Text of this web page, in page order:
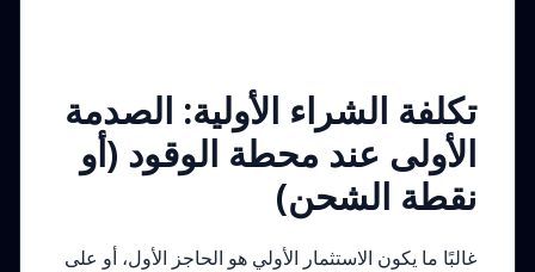
تكلفة الشراء الأولية: الصدمة
الأولى عند محطة الوقود (أو
نقطة الشحن)
غالبًا ما يكون الاستثمار الأولي هو الحاجز الأول، أو على